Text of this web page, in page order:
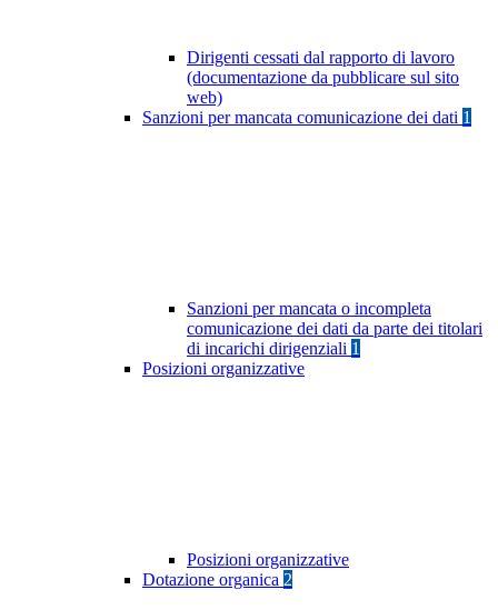
Dirigenti cessati dal rapporto di lavoro
(documentazione da pubblicare sul sito
web)
Sanzioni per mancata comunicazione dei dati 1
Sanzioni per mancata o incompleta
comunicazione dei dati da parte dei titolari
di incarichi dirigenziali 1
Posizioni organizzative
Posizioni organizzative
Dotazione organica 2